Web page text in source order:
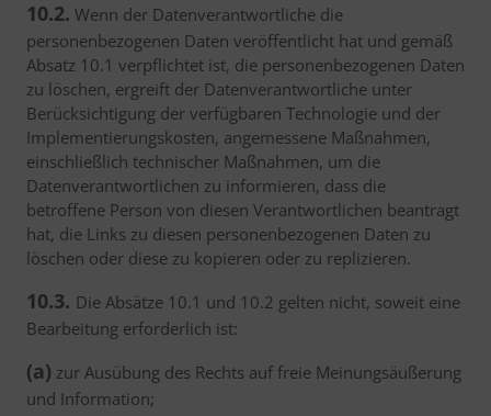
10.2. Wenn der Datenverantwortliche die
personenbezogenen Daten veröffentlicht hat und gemäß
Absatz 10.1 verpflichtet ist, die personenbezogenen Daten
zu löschen, ergreift der Datenverantwortliche unter
Berücksichtigung der verfügbaren Technologie und der
Implementierungskosten, angemessene Maßnahmen,
einschließlich technischer Maßnahmen, um die
Datenverantwortlichen zu informieren, dass die
betroffene Person von diesen Verantwortlichen beantragt
hat, die Links zu diesen personenbezogenen Daten zu
löschen oder diese zu kopieren oder zu replizieren.
10.3. Die Absätze 10.1 und 10.2 gelten nicht, soweit eine
Bearbeitung erforderlich ist:
(a) zur Ausübung des Rechts auf freie Meinungsäußerung
und Information;